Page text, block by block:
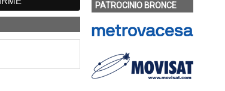
PATROCINIO BRONCE